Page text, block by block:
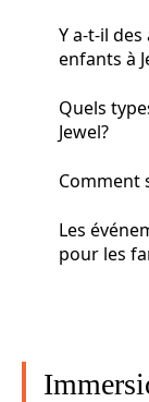
Y a-t-il
enfants à
Quels
Jewel?
Comment
Les
pour les